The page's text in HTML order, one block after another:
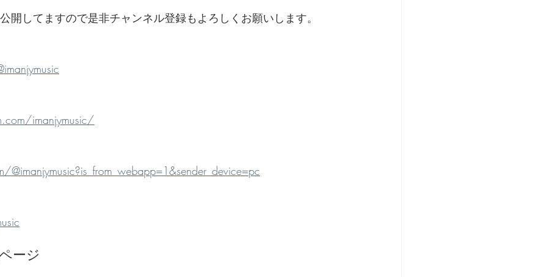
開してますので是非チャンネル登録もよろしくお願いします。
imanjymusic/
ージ